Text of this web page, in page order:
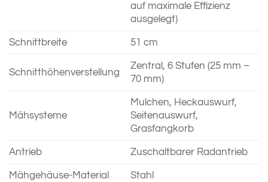
auf maximale Effizienz
ausgelegt)
Schnittbreite 51 cm
Schnitthöhenverstellung
Zentral, 6 Stufen (25 mm –
70 mm)
Mähsysteme
Mulchen, Heckauswurf,
Seiten­auswurf,
Grasfangkorb
Antrieb Zuschaltbarer Radantrieb
Mähgehäuse-Material Stahl